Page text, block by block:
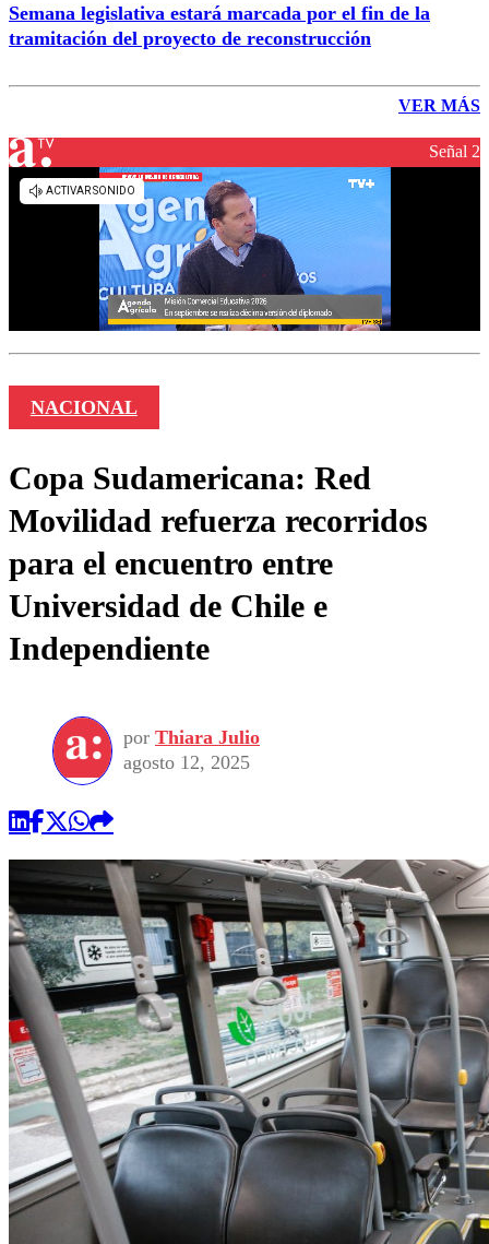
Semana legislativa estará marcada por el fin de la
tramitación del proyecto de reconstrucción
VER MÁS
Señal 2
NACIONAL
Copa Sudamericana: Red
Movilidad refuerza recorridos
para el encuentro entre
Universidad de Chile e
Independiente
por Thiara Julio
agosto 12, 2025